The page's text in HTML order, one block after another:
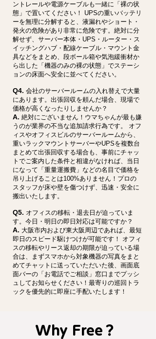
ントレールや電源ケーブルも一緒に「裸の状
態」で置いてください！ UPSの重いバッテリ
ーを無理に分解すると、液漏れやショート・
発火の危険があり非常に危険です。絶対に分
解せず、サーバー本体・UPS・ルーター・ス
イッチングハブ・配線ケーブル・マウント金
具などをまとめ、段ボール箱や気泡緩衝材か
ら出した「機器のみの裸の状態」でステーシ
ョンの床面へ安全に並べてください。
Q4. 会社のサーバールームの入れ替えで大量
にあります。出張回収を頼んだ場合、現場で
価格が高くなったりしませんか？
A. 絶対にございません！ウマちゃんが最も嫌
うのが業界の不当な追加請求行為です。 オフ
ィスやオフィスビルのサーバールームから、
重いラックマウントサーバーやUPSを複数台
まとめて出張回収する場合も、事前にチャッ
トでご案内した条件と相違がなければ、当日
になって「重量運搬費」などの名目で価格を
吊り上げることは100%ありません！プロの
スタッフが床や壁を傷つけず、迅速・安全に
搬出いたします。
Q5. オフィスの移転・退去日が迫っていま
す。今日・明日の即日対応は可能ですか？
A. 大阪市内および東大阪周辺であれば、最短
即日のスピード駆けつけが可能です！ オフィ
スの移転やリース返却の期限が迫っている場
合は、まずスマホから対象機器の写真をまと
めてチャットに送っていただいた後、画面底
面バーの「お電話でご相談」窓口までプッシ
ュしてお知らせください！最寄りの巡回トラ
ックを優先的に即座に手配いたします！
Why Free？